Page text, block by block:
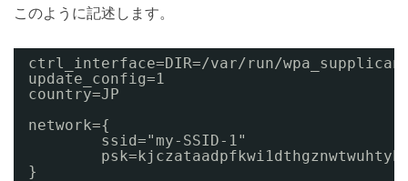
このように記述します。
ctrl_interface=DIR=/var/run/wpa_supplicant
update_config=1
country=JP
network={
ssid="my-SSID-1"
}